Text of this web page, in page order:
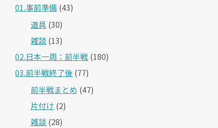
01.事前準備 (43)
道具 (30)
雑談 (13)
02.日本一周：前半戦 (180)
03.前半戦終了後 (77)
前半戦まとめ (47)
片付け (2)
雑談 (28)